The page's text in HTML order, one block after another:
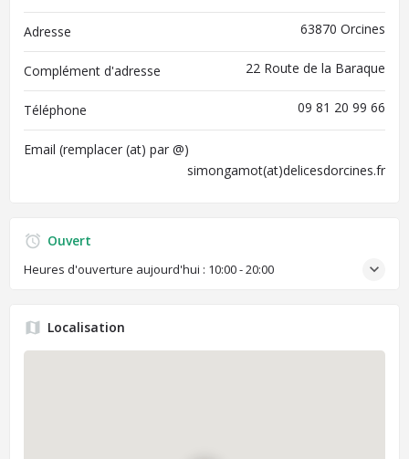
Adresse 63870 Orcines
Complément d'adresse 22 Route de la Baraque
Téléphone 09 81 20 99 66
Email (remplacer (at) par @)
simongamot(at)delicesdorcines.fr
Ouvert
Heures d'ouverture aujourd'hui : 10:00 - 20:00
Localisation